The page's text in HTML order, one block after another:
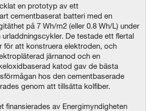
en prototyp av ett
cementbaserat batteri med en
på 7 Wh/m2 (eller 0.8 Wh/L) under
De testade ett flertal
för att konstruera elektroden, och
järnanod och en
katod gav de bästa
hos den cementbaserade
genom att tillsätta kolfiber.
finansierades av Energimyndigheten